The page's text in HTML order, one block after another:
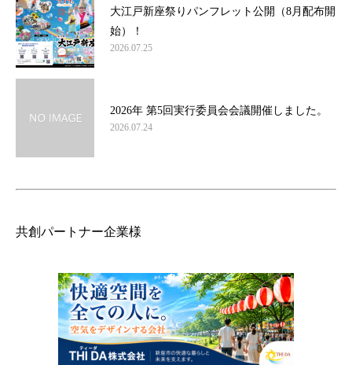
大江戸新座祭りパンフレット公開（8月配布開
始）！
2026.07.25
2026年 第5回実行委員会会議開催しました。
2026.07.24
共創パートナー企業様